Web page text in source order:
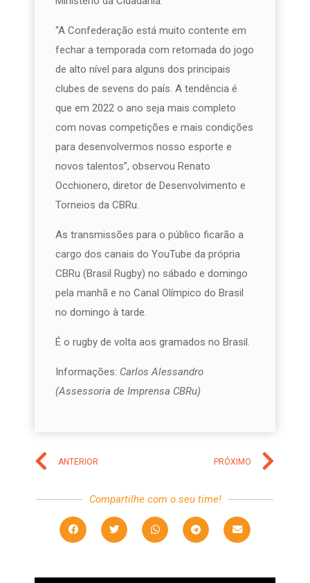
“A Confederação está muito contente em
fechar a temporada com retomada do jogo
de alto nível para alguns dos principais
clubes de sevens do país. A tendência é
que em 2022 o ano seja mais completo
com novas competições e mais condições
para desenvolvermos nosso esporte e
novos talentos”, observou Renato
Occhionero, diretor de Desenvolvimento e
Torneios da CBRu.
As transmissões para o público ficarão a
cargo dos canais do YouTube da própria
CBRu (Brasil Rugby) no sábado e domingo
pela manhã e no Canal Olímpico do Brasil
no domingo à tarde.
É o rugby de volta aos gramados no Brasil.
Informações: Carlos Alessandro
(Assessoria de Imprensa CBRu)
ANTERIOR PRÓXIMO
Compartilhe com o seu time!